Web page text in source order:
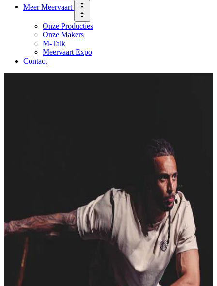
Meer Meervaart
Onze Producties
Onze Makers
M-Talk
Meervaart Expo
Contact